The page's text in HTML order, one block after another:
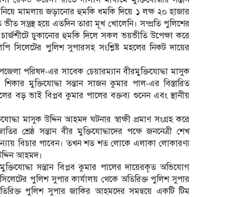
মামলায় জড়ানোর হুমকি ধমকি দিয়ে ১ লক্ষ ২০ হাজার
সন্ত্রস্থ হয়ে এতদিন তারা মূখ খোলেনি। সম্প্রতি পুলিশের
ঢুকানোর হুমকি দিলে সকল ভয়ভীতি উপেক্ষা করে
সিলেটের পুলিশ সুপারসহ সংশ্লিষ্ট মহলের নিকট দায়ের
পরিষদ-এর সাবেক চেয়ারম্যান বীরমুক্তিযোদ্ধা মাসুক
মুক্তিযোদ্ধা সন্তান সাজন কুমার পাল-এর বিস্তারিত
বড় ভাই বিপ্লব কুমার পালের বক্তব্য শুনেন এবং স্থানীয়
মাসুক উদ্দিন আহমদ ঘটনার স্বাক্ষী প্রমাণ সংগ্রহ করে
শ্রেষ্ঠ সন্তান বীর মুক্তিযোদ্ধাদের পক্ষে জননেত্রী শেখ
বিচার পাবেন। তখন শত শত লোকে এলাকা লোকারণ্য
আহমদ।
সন্তান বিপ্লব কুমার পালের দায়েরকৃত অভিযোগ
পুলিশ সুপার কার্যালয় থেকে অতিরিক্ত পুলিশ সুপার
পুলিশ সুপার জাকির আহমদের সমন্বয়ে একটি টিম